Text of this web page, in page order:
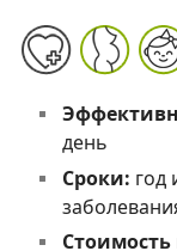
день
Сроки: год
Стоимость